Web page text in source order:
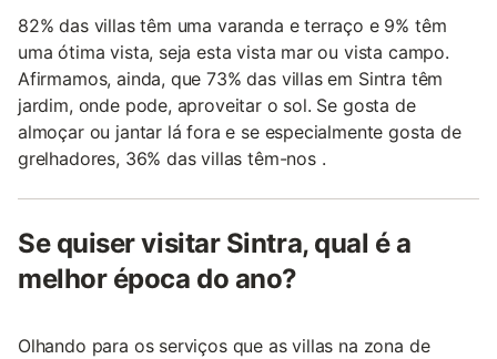
82% das villas têm uma varanda e terraço e 9% têm
uma ótima vista, seja esta vista mar ou vista campo.
Afirmamos, ainda, que 73% das villas em Sintra têm
jardim, onde pode, aproveitar o sol. Se gosta de
almoçar ou jantar lá fora e se especialmente gosta de
grelhadores, 36% das villas têm-nos .
Se quiser visitar Sintra, qual é a
melhor época do ano?
Olhando para os serviços que as villas na zona de